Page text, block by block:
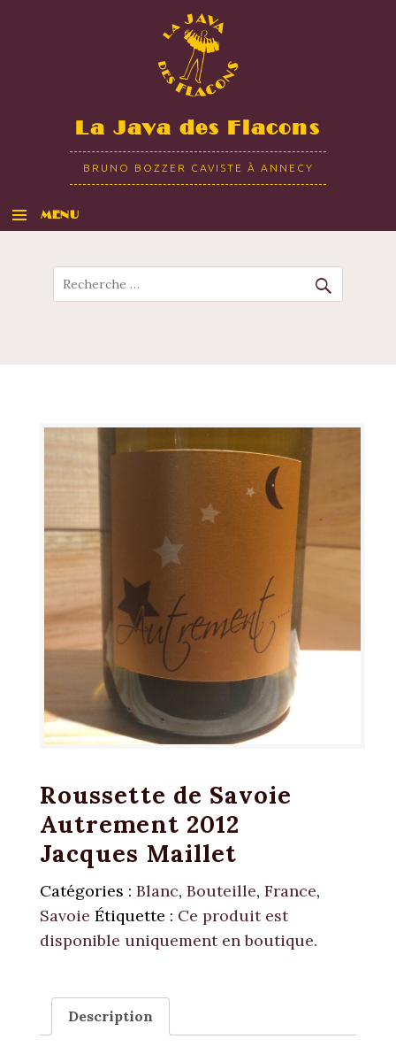
La Java des Flacons
BRUNO BOZZER CAVISTE À ANNECY
MENU
Recherche
Roussette de Savoie
Autrement 2012
Jacques Maillet
Catégories : Blanc, Bouteille, France,
Savoie Étiquette : Ce produit est
disponible uniquement en boutique.
Description